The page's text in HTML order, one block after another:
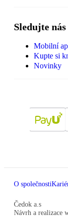
Sledujte nás
Mobilní
Kupte si
Novinky
O společnosti
Čedok a.s
Návrh a realizace